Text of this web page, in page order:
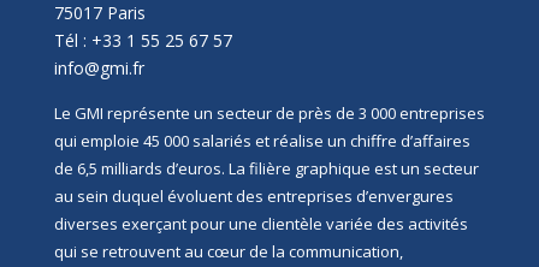
75017 Paris
Tél : +33 1 55 25 67 57
info@gmi.fr
Le GMI représente un secteur de près de 3 000 entreprises
qui emploie 45 000 salariés et réalise un chiffre d’affaires
de 6,5 milliards d’euros. La filière graphique est un secteur
au sein duquel évoluent des entreprises d’envergures
diverses exerçant pour une clientèle variée des activités
qui se retrouvent au cœur de la communication,